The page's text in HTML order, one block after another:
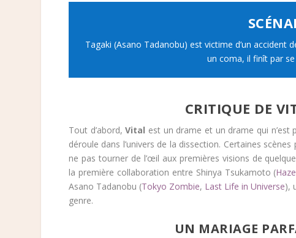
Tagaki (Asano Tadanobu) est victime d’un accident
un coma, il finît par
CRITIQUE DE
Tout d’abord,Vital est un drame et un drame qui n’est
déroule dans l’univers de la dissection. Certaines
ne pas tourner de l’œil aux premières visions de
la première collaboration entre Shinya Tsukamoto (Haze
Asano Tadanobu (Tokyo Zombie, Last Life in Universe),
genre.
UN MARIAGE